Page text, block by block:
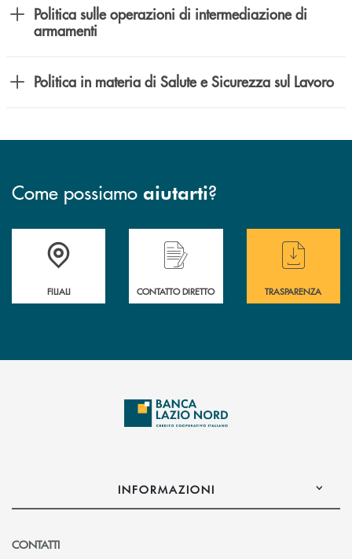
Politica sulle operazioni di intermediazione di
armamenti
Politica in materia di Salute e Sicurezza sul Lavoro
Come possiamo aiutarti?
Trova la filiale più vicina a te
FILIALI
Hai bisogno di assistenza immediata ?
CONTATTO DIRETTO
Hai bisogno di
TRASPARENZA
INFORMAZIONI
CONTATTI